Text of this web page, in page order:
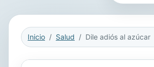
Inicio Salud Dile adiós al azúcar